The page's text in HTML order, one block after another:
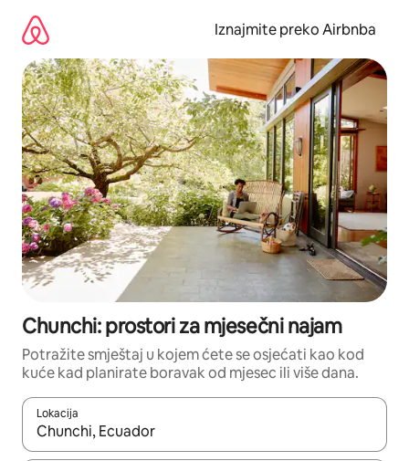
sadržaj
Iznajmite preko Airbnba
Chunchi: prostori za mjesečni najam
Potražite smještaj u kojem ćete se osjećati kao kod
kuće kad planirate boravak od mjesec ili više dana.
Lokacija
Kada budu dostupni rezultati, moći ćete ih pregledati